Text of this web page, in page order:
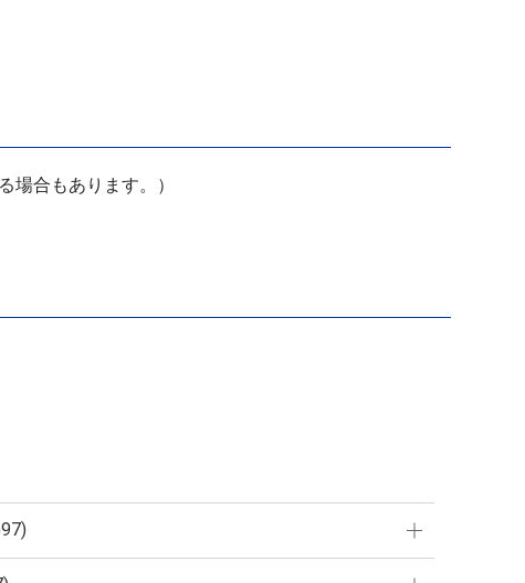
場合もあります。）